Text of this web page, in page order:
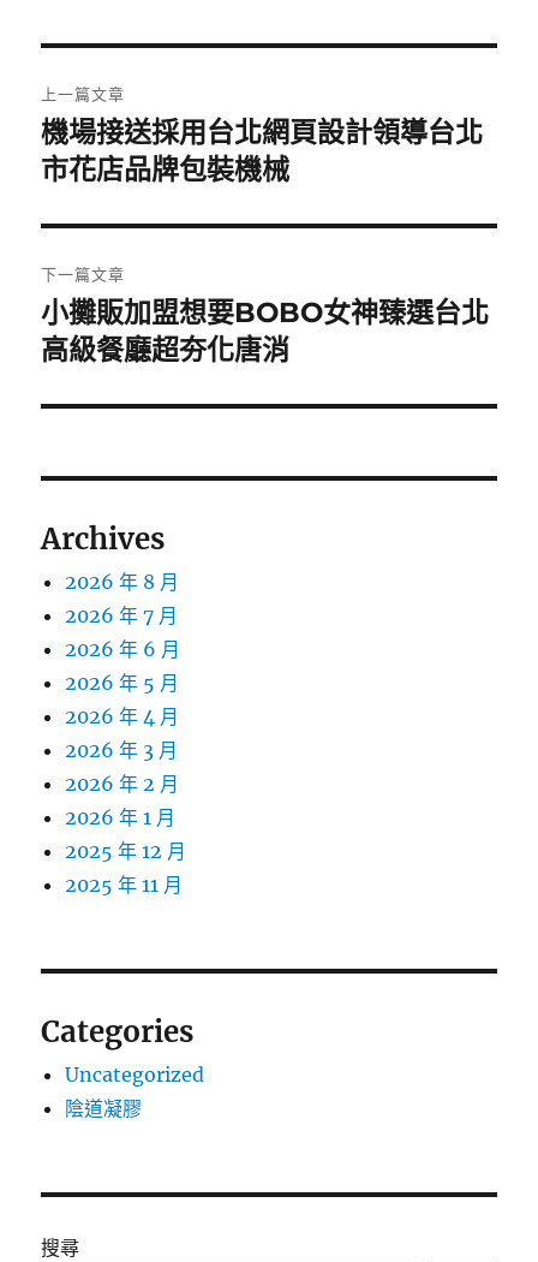
章
導
覽
上一篇文章
上
一
文
章:
機場接送採用台北網頁設計領導台北
市花店品牌包裝機械
下一篇文章
下
一
文
小攤販加盟想要BOBO女神臻選台北
高級餐廳超夯化唐消
Archives
2026 年 8 月
2026 年 7 月
2026 年 6 月
2026 年 5 月
2026 年 4 月
2026 年 3 月
2026 年 2 月
2026 年 1 月
2025 年 12 月
2025 年 11 月
Categories
Uncategorized
陰道凝膠
搜尋